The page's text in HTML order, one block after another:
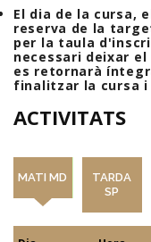
El dia de la cursa,
reserva de la
per la taula
necessari deixar el
es retornarà
finalitzar la cursa i
ACTIVITATS
MATI MD
TARDA
SP